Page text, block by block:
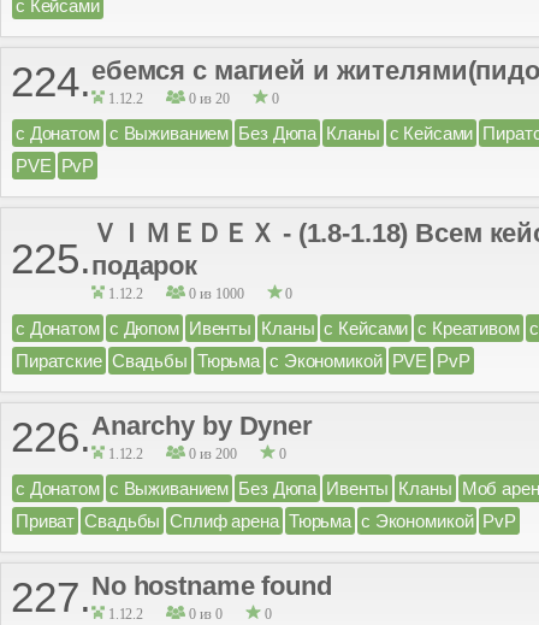
с Кейсами
224.ебемся с магией и
1.12.2 0 из 20 0
с Донатом с Выживанием Без Дюпа Кланы с Кейсами
PVE PvP
225.
ＶＩＭＥＤＥＸ - (1.8-1.18) Всем
подарок
1.12.2 0 из 1000 0
с Донатом с Дюпом Ивенты Кланы с Кейсами с Креативом
Пиратские Свадьбы Тюрьма с Экономикой PVE PvP
226.Anarchy by Dyner
1.12.2 0 из 200 0
с Донатом с Выживанием Без Дюпа Ивенты Кланы Моб
Приват Свадьбы Сплиф арена Тюрьма с Экономикой PvP
227.No hostname found
1.12.2 0 из 0 0